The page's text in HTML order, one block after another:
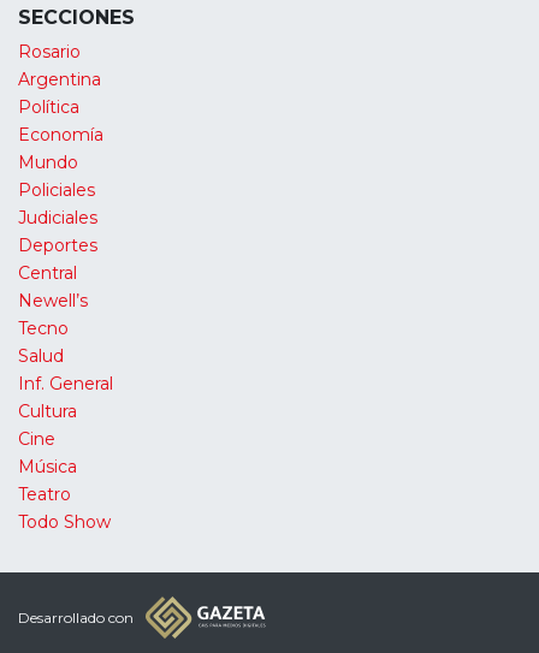
SECCIONES
Rosario
Argentina
Política
Economía
Mundo
Policiales
Judiciales
Deportes
Central
Newell’s
Tecno
Salud
Inf. General
Cultura
Cine
Música
Teatro
Todo Show
Desarrollado con